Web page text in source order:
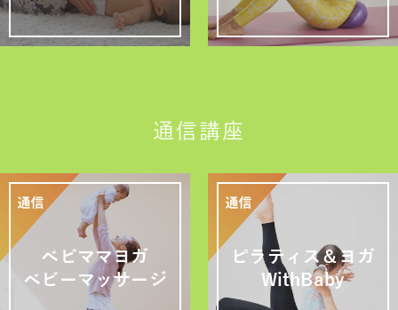
通信講座
ベビママヨガ
ベビーマッサージ
ピラティス＆ヨガ
WithBaby